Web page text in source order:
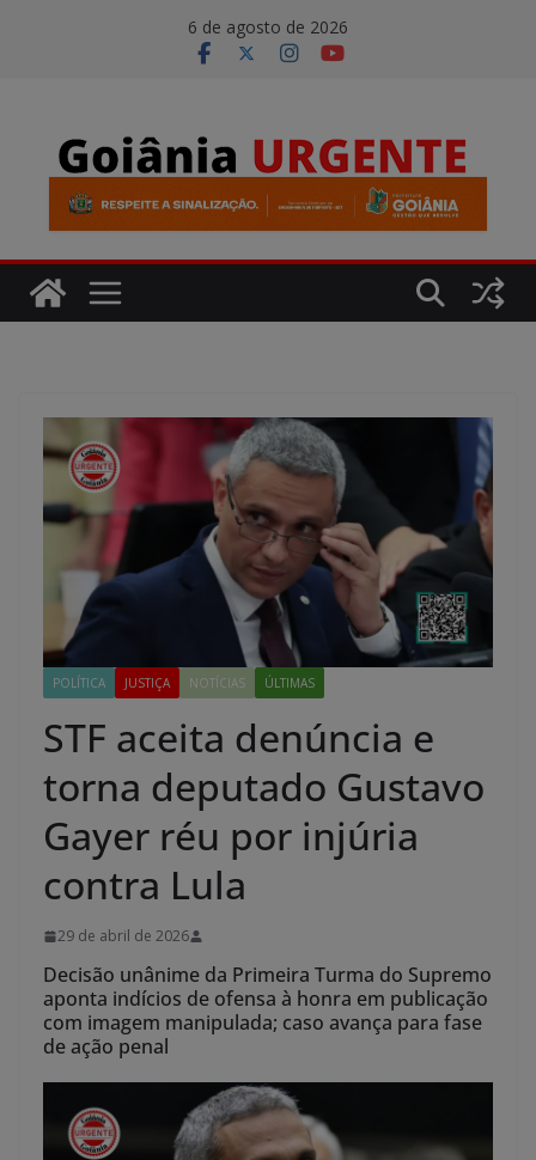
6 de agosto de 2026
POLÍTICA JUSTIÇA NOTÍCIAS ÚLTIMAS
STF aceita denúncia e
torna deputado Gustavo
Gayer réu por injúria
contra Lula
29 de abril de 2026
Decisão unânime da Primeira Turma do Supremo
aponta indícios de ofensa à honra em publicação
com imagem manipulada; caso avança para fase
de ação penal
modal-check